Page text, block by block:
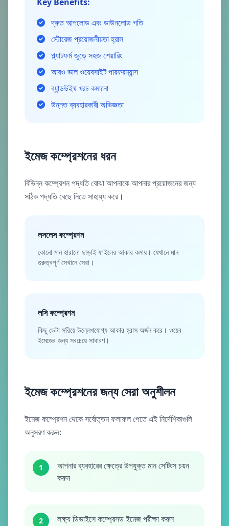
দ্রুত আপলোড এবং ডাউনলোড গতি
স্টোরেজ প্রয়োজনীয়তা হ্রাস
প্ল্যাটফর্ম জুড়ে সহজ শেয়ারিং
আরও ভাল ওয়েবসাইট পারফরম্যান্স
ব্যান্ডউইথ খরচ কমানো
উন্নত ব্যবহারকারী অভিজ্ঞতা
ইমেজ কম্প্রেশনের ধরন
বিভিন্ন কম্প্রেশন পদ্ধতি বোঝা আপনাকে আপনার প্রয়োজনের জন্য
সঠিক পদ্ধতি বেছে নিতে সাহায্য করে।
লসলেস কম্প্রেশন
কোনো মান হারানো ছাড়াই ফাইলের আকার কমায়। যেখানে মান
গুরুত্বপূর্ণ সেখানে সেরা।
লসি কম্প্রেশন
কিছু ডেটা সরিয়ে উল্লেখযোগ্য আকার হ্রাস অর্জন করে। ওয়েব
ইমেজের জন্য সবচেয়ে সাধারণ।
ইমেজ কম্প্রেশনের জন্য সেরা অনুশীলন
ইমেজ কম্প্রেশন থেকে সর্বোত্তম ফলাফল পেতে এই নির্দেশিকাগুলি
অনুসরণ করুন:
1
আপনার ব্যবহারের ক্ষেত্রে উপযুক্ত মান সেটিংস চয়ন
করুন
2 লক্ষ্য ডিভাইসে কম্প্রেসড ইমেজ পরীক্ষা করুন